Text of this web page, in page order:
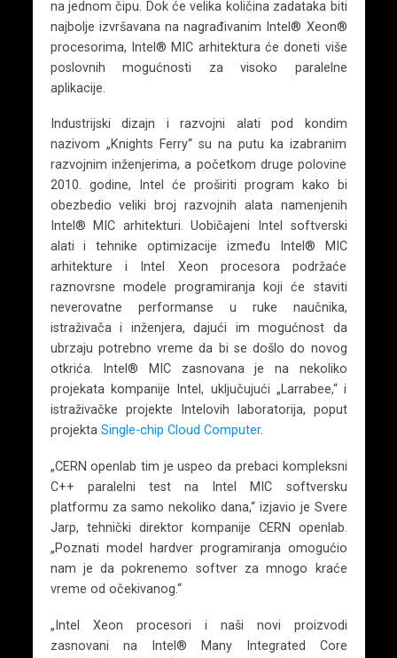
na jednom čipu. Dok će velika količina zadataka biti
najbolje izvršavana na nagrađivanim Intel® Xeon®
procesorima, Intel® MIC arhitektura će doneti više
poslovnih mogućnosti za visoko paralelne
aplikacije.
Industrijski dizajn i razvojni alati pod kondim
nazivom „Knights Ferry“ su na putu ka izabranim
razvojnim inženjerima, a početkom druge polovine
2010. godine, Intel će proširiti program kako bi
obezbedio veliki broj razvojnih alata namenjenih
Intel® MIC arhitekturi. Uobičajeni Intel softverski
alati i tehnike optimizacije između Intel® MIC
arhitekture i Intel Xeon procesora podržaće
raznovrsne modele programiranja koji će staviti
neverovatne performanse u ruke naučnika,
istraživača i inženjera, dajući im mogućnost da
ubrzaju potrebno vreme da bi se došlo do novog
otkrića. Intel® MIC zasnovana je na nekoliko
projekata kompanije Intel, uključujući „Larrabee,“ i
istraživačke projekte Intelovih laboratorija, poput
projekta Single-chip Cloud Computer.
„CERN openlab tim je uspeo da prebaci kompleksni
C++ paralelni test na Intel MIC softversku
platformu za samo nekoliko dana,“ izjavio je Svere
Jarp, tehnički direktor kompanije CERN openlab.
„Poznati model hardver programiranja omogućio
nam je da pokrenemo softver za mnogo kraće
vreme od očekivanog.“
„Intel Xeon procesori i naši novi proizvodi
zasnovani na Intel® Many Integrated Core